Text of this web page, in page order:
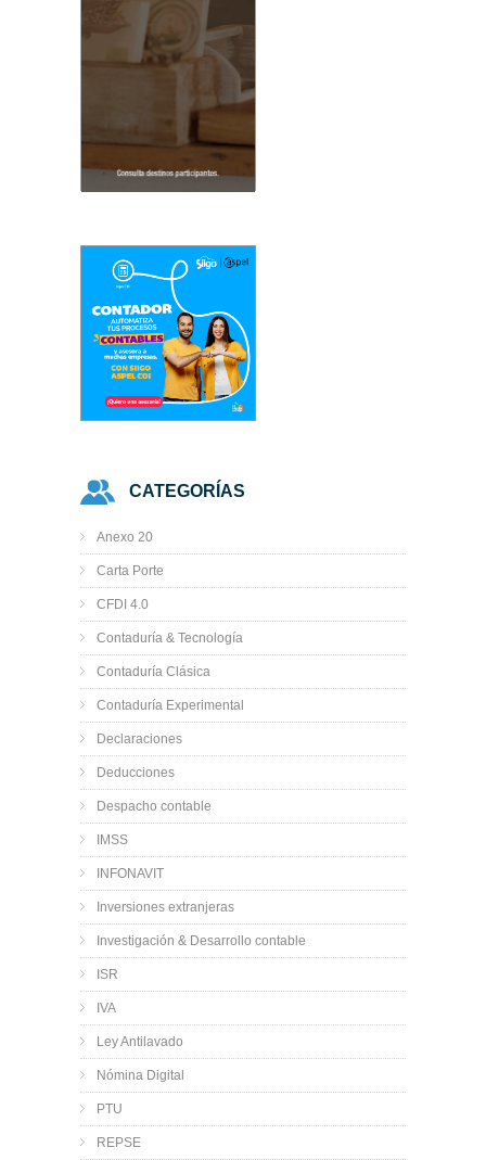
CATEGORÍAS
Anexo 20
Carta Porte
CFDI 4.0
Contaduría & Tecnología
Contaduría Clásica
Contaduría Experimental
Declaraciones
Deducciones
Despacho contable
IMSS
INFONAVIT
Inversiones extranjeras
Investigación & Desarrollo contable
ISR
IVA
Ley Antilavado
Nómina Digital
PTU
REPSE